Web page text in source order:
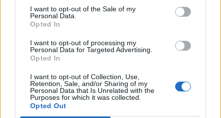
I want to opt-out of the Sale of my
Personal Data.
Opted In
I want to opt-out of processing my
Personal Data for Targeted Advertising.
Opted In
I want to opt-out of Collection, Use,
Retention, Sale, and/or Sharing of my
Personal Data that Is Unrelated with the
Purposes for which it was collected.
Opted Out
Dec 22, 2020
likes this.
Czy bryzę zimowego przesilenia, niezbędną do łączenia do
runy zimowego przesilenia można tylko dostać kończąc
pasek postępu 40k, czy można ją uzyskać w inny sposób?